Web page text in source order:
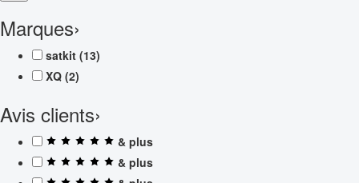
Marques›
satkit (13)
XQ (2)
Avis clients›
& plus
& plus